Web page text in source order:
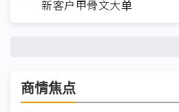
新客户甲骨文大单
商情焦点